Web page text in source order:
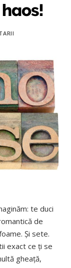
te duci
de
Şi sete.
exact ce ţi se
gheaţă,